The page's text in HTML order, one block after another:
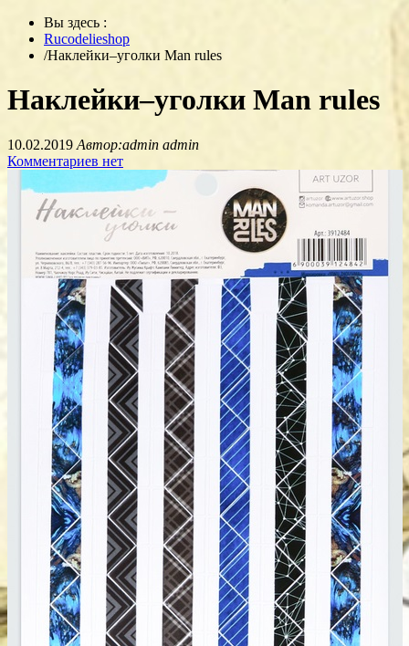
Вы здесь :
Rucodelieshop
/Наклейки‒уголки Man rules
Наклейки‒уголки Man rules
10.02.2019 Автор:admin admin
Комментариев нет